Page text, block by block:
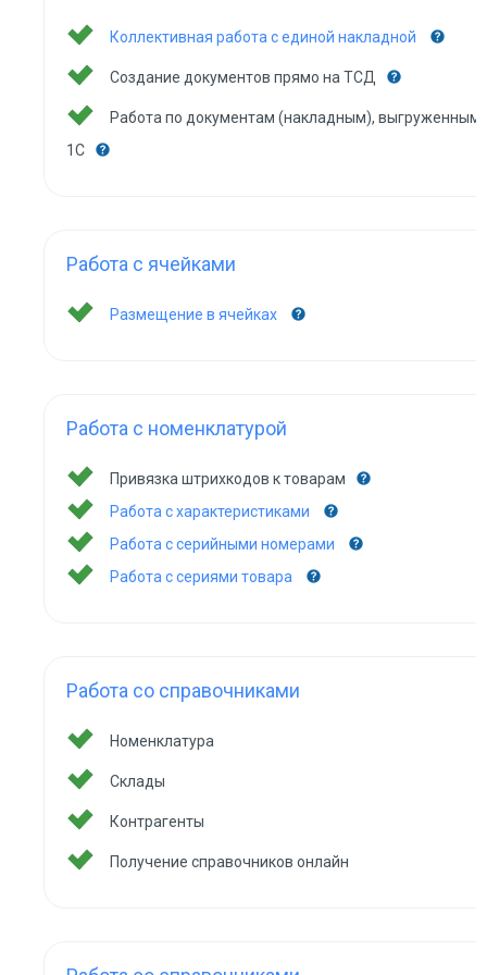
Коллективная работа с единой накладной
Создание документов прямо на ТСД
Работа по документам (накладным), выгруженным
1С
Работа с ячейками
Размещение в ячейках
Работа с номенклатурой
Привязка штрихкодов к товарам
Работа с характеристиками
Работа с серийными номерами
Работа с сериями товара
Работа со справочниками
Номенклатура
Склады
Контрагенты
Получение справочников онлайн